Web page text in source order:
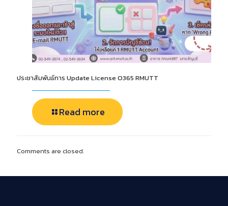
ประชาสัมพันธ์การ Update License O365 RMUTT
Read more
Comments are closed.